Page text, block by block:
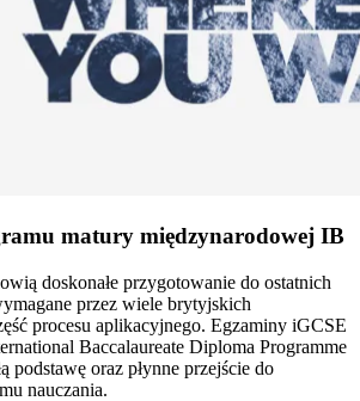
matury międzynarodowej IB
doskonałe przygotowanie do ostatnich
przez wiele brytyjskich
procesu aplikacyjnego. Egzaminy iGCSE
Baccalaureate Diploma Programme
podstawę oraz płynne przejście do
nauczania.